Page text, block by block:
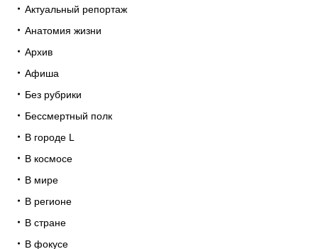
Актуальный репортаж
Анатомия жизни
Архив
Афиша
Без рубрики
Бессмертный полк
В городе L
В космосе
В мире
В регионе
В стране
В фокусе